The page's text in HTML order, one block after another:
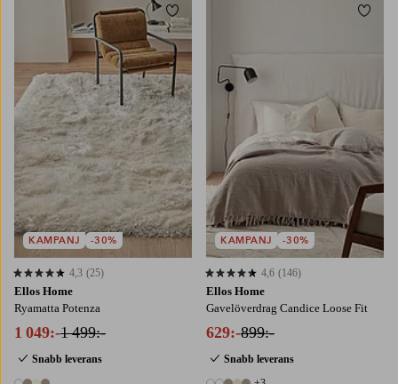
Ellos Home
Ryamatta Potenza
1 049:-1 499:-
Snabb leverans
4,3 baserat på 25 st betyg
4,3 (25)
KAMPANJ -30%
Lägg till i favoriter
200X300
Ellos Home
Gavelöverdrag Candice Loose Fit
629:-899:-
Snabb leverans
4,6 baserat på 146 st betyg
4,6 (146)
KAMPANJ -30%